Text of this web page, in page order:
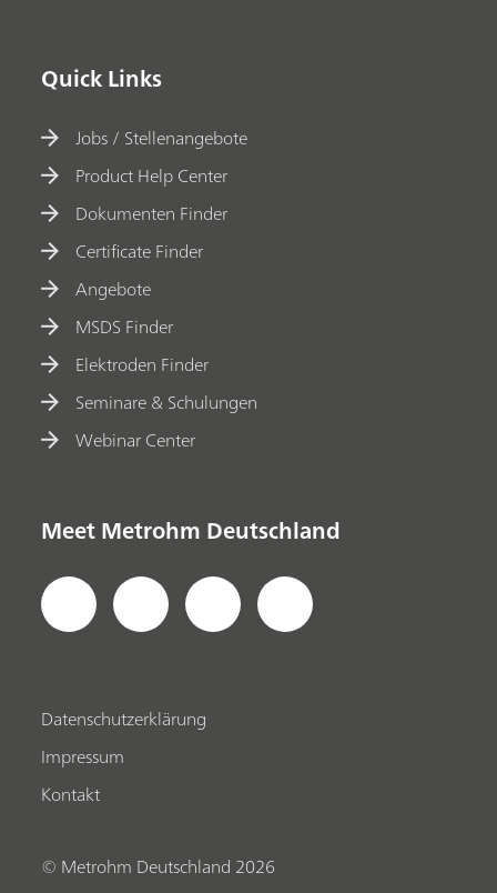
Quick Links
Jobs / Stellenangebote
Product Help Center
Dokumenten Finder
Certificate Finder
Angebote
MSDS Finder
Elektroden Finder
Seminare & Schulungen
Webinar Center
Meet Metrohm Deutschland
Datenschutzerklärung
Impressum
Kontakt
© Metrohm Deutschland 2026